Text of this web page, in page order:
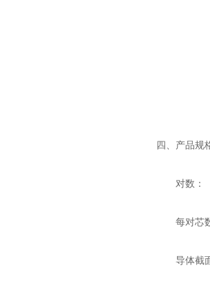
四、产品规
对数：
每对芯数
导体截面